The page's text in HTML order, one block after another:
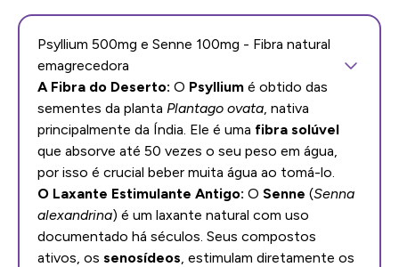
Psyllium 500mg e Senne 100mg - Fibra natural
emagrecedora
A Fibra do Deserto: O Psyllium é obtido das
sementes da planta Plantago ovata, nativa
principalmente da Índia. Ele é uma fibra solúvel
que absorve até 50 vezes o seu peso em água,
por isso é crucial beber muita água ao tomá-lo.
O Laxante Estimulante Antigo: O Senne (Senna
alexandrina) é um laxante natural com uso
documentado há séculos. Seus compostos
ativos, os senosídeos, estimulam diretamente os